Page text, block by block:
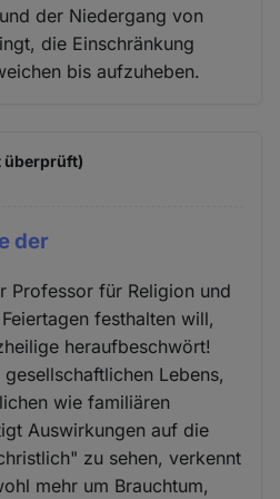
der Niedergang von
die Einschränkung
bis aufzuheben.
überprüft)
der
Professor für Religion und
festhalten will,
heraufbeschwört!
Lebens,
wie familiären
Auswirkungen auf die
zu sehen, verkennt
mehr um Brauchtum,